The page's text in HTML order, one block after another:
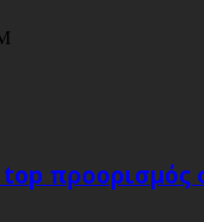
top